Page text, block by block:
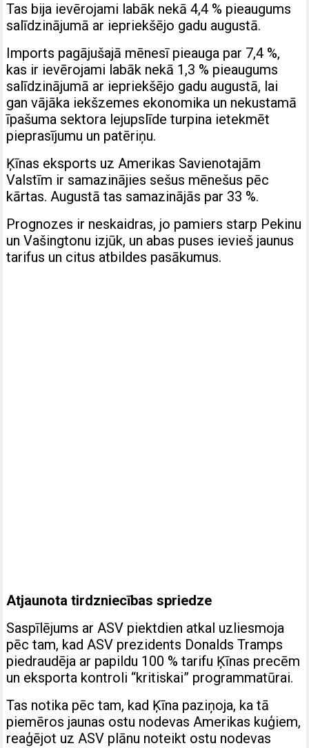
Tas bija ievērojami labāk nekā 4,4 % pieaugums
salīdzinājumā ar iepriekšējo gadu augustā.
Imports pagājušajā mēnesī pieauga par 7,4 %,
kas ir ievērojami labāk nekā 1,3 % pieaugums
salīdzinājumā ar iepriekšējo gadu augustā, lai
gan vājāka iekšzemes ekonomika un nekustamā
īpašuma sektora lejupslīde turpina ietekmēt
pieprasījumu un patēriņu.
Ķīnas eksports uz Amerikas Savienotajām
Valstīm ir samazinājies sešus mēnešus pēc
kārtas. Augustā tas samazinājās par 33 %.
Prognozes ir neskaidras, jo pamiers starp Pekinu
un Vašingtonu izjūk, un abas puses ievieš jaunus
tarifus un citus atbildes pasākumus.
Atjaunota tirdzniecības spriedze
Saspīlējums ar ASV piektdien atkal uzliesmoja
pēc tam, kad ASV prezidents Donalds Tramps
piedraudēja ar papildu 100 % tarifu Ķīnas precēm
un eksporta kontroli “kritiskai” programmatūrai.
Tas notika pēc tam, kad Ķīna paziņoja, ka tā
piemēros jaunas ostu nodevas Amerikas kuģiem,
reaģējot uz ASV plānu noteikt ostu nodevas